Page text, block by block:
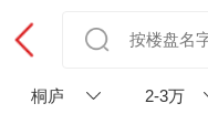
桐庐 2-3万